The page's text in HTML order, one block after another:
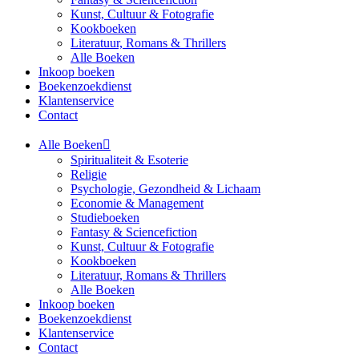
Kunst, Cultuur & Fotografie
Kookboeken
Literatuur, Romans & Thrillers
Alle Boeken
Inkoop boeken
Boekenzoekdienst
Klantenservice
Contact
Alle Boeken
Spiritualiteit & Esoterie
Religie
Psychologie, Gezondheid & Lichaam
Economie & Management
Studieboeken
Fantasy & Sciencefiction
Kunst, Cultuur & Fotografie
Kookboeken
Literatuur, Romans & Thrillers
Alle Boeken
Inkoop boeken
Boekenzoekdienst
Klantenservice
Contact